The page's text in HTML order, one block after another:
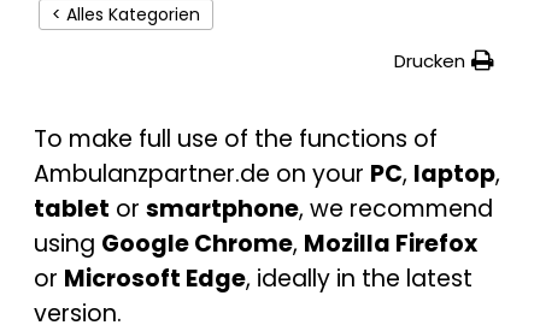
< Alles Kategorien
Drucken
To make full use of the functions of
Ambulanzpartner.de on your PC, laptop,
tablet or smartphone, we recommend
using Google Chrome, Mozilla Firefox
or Microsoft Edge, ideally in the latest
version.